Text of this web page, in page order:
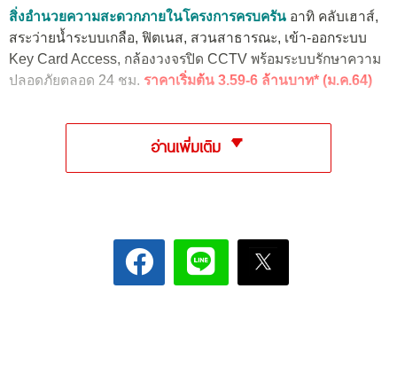
สิ่งอำนวยความสะดวกภายในโครงการครบครัน อาทิ คลับเฮาส์,
สระว่ายน้ำระบบเกลือ, ฟิตเนส, สวนสาธารณะ, เข้า-ออกระบบ
Key Card Access, กล้องวงจรปิด CCTV พร้อมระบบรักษาความ
ปลอดภัยตลอด 24 ชม. ราคาเริ่มต้น 3.59-6 ล้านบาท* (ม.ค.64)
อ่านเพิ่มเติม